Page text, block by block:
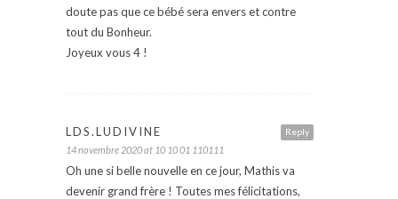
doute pas que ce bébé sera envers et contre
tout du Bonheur.
Joyeux vous 4 !
Reply
LDS.LUDIVINE
14 novembre 2020 at 10 10 01 110111
Oh une si belle nouvelle en ce jour, Mathis va
devenir grand frère ! Toutes mes félicitations,